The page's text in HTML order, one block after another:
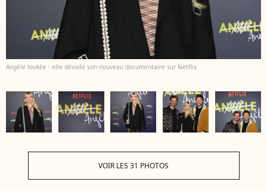
Angèle lookée : elle dévoile son nouveau documentaire sur Netflix
VOIR LES 31 PHOTOS